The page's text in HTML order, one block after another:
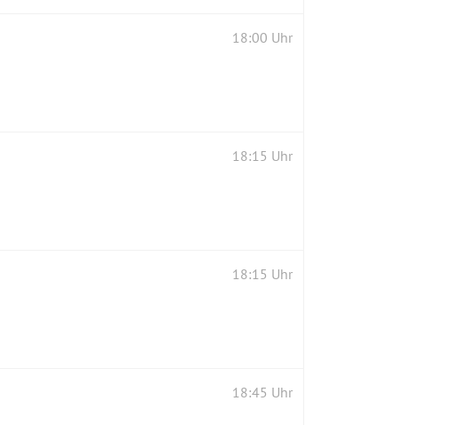
18:00 Uhr
18:15 Uhr
18:15 Uhr
18:45 Uhr